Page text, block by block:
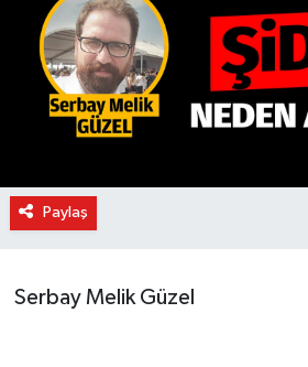
Paylaş
Serbay Melik Güzel